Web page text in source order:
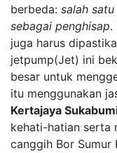
berbeda: salah
sebagai penghisap.
juga harus
jetpump(Jet) ini
besar untuk
itu menggunakan
Kertajaya
kehati-hatian serta
canggih Bor Sumur